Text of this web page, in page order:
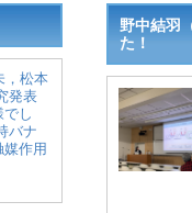
，松本
発表
し
バナ
作用
野中結羽
た！